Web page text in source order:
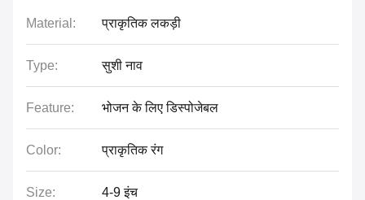
Material: प्राकृतिक लकड़ी
Type: सुशी नाव
Feature: भोजन के लिए डिस्पोजेबल
Color: प्राकृतिक रंग
Size: 4-9 इंच